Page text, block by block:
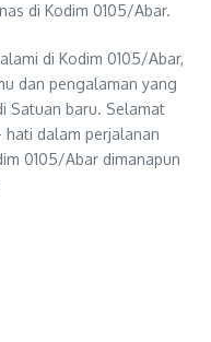
di Kodim 0105/Abar.
di Kodim 0105/Abar,
dan pengalaman yang
Satuan baru. Selamat
hati dalam perjalanan
0105/Abar dimanapun